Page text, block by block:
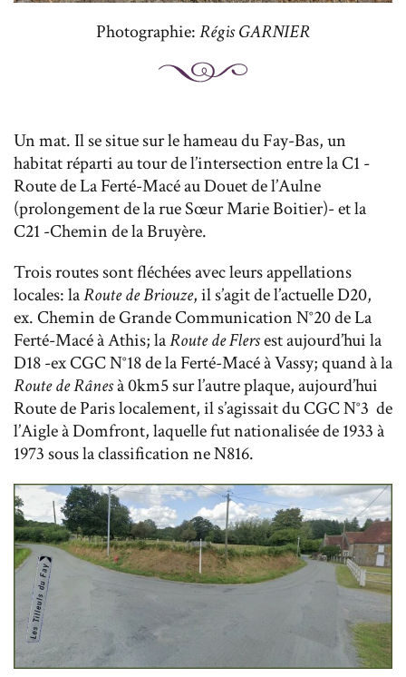
Photographie:Régis GARNIER
Un mat. Il se situe sur le hameau du Fay-Bas, un
habitat réparti au tour de l’intersection entre la C1 -
Route de La Ferté-Macé au Douet de l’Aulne
(prolongement de la rue Sœur Marie Boitier)- et la
C21 -Chemin de la Bruyère.
Trois routes sont fléchées avec leurs appellations
locales: laRoute de Briouze, il s’agit de l’actuelle D20,
ex. Chemin de Grande Communication N°20 de La
Ferté-Macé à Athis; laRoute de Flersest aujourd’hui la
D18 -ex CGC N°18 de la Ferté-Macé à Vassy; quand à la
Route de Rânesà 0km5 sur l’autre plaque, aujourd’hui
Route de Paris localement, il s’agissait du CGC N°3 de
l’Aigle à Domfront, laquelle fut nationalisée de 1933 à
1973 sous la classification ne N816.